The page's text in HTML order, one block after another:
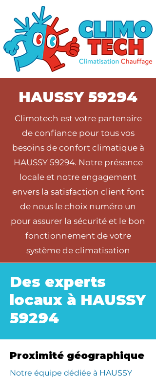
HAUSSY 59294
Climotech est votre partenaire
de confiance pour tous vos
besoins de confort climatique à
HAUSSY 59294. Notre présence
locale et notre engagement
envers la satisfaction client font
de nous le choix numéro un
pour assurer la sécurité et le bon
fonctionnement de votre
système de climatisation
Des experts
locaux à HAUSSY
59294
Proximité géographique
​Notre équipe dédiée à HAUSSY